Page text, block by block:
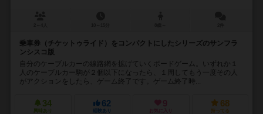
乗車券（チケットゥライド）をコンパクトにしたシリーズのサンフラ
ンシスコ版
自分のケーブルカーの線路網を拡げていくボードゲーム。いずれか１
人のケーブルカー駒が２個以下になったら、１周してもう一度その人
がアクションをしたら、ゲーム終了です。ゲーム終了時...
34
興味あり
62
経験あり
9
お気に入り
68
持ってる